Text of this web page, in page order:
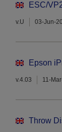
ESC/
v.U 03-Jun-
Epson
v.4.03 11-
Throw